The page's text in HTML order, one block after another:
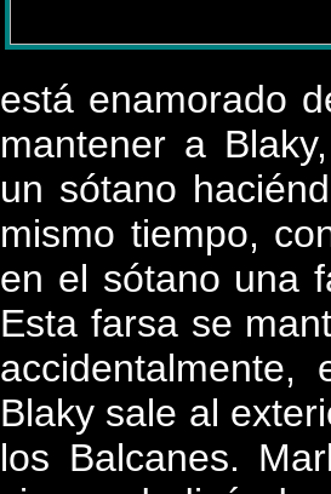
está enamorado
mantener a
un sótano
mismo tiempo,
en el sótano una
Esta farsa se
Blaky sale al
los Balcanes.